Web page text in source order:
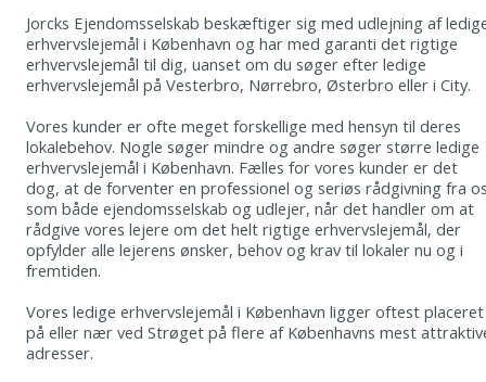
Jorcks Ejendomsselskab beskæftiger sig med udlejning af
erhvervslejemål i København og har med garanti det rigtige
erhvervslejemål til dig, uanset om du søger efter ledige
erhvervslejemål på Vesterbro, Nørrebro, Østerbro eller i City.
Vores kunder er ofte meget forskellige med hensyn til deres
lokalebehov. Nogle søger mindre og andre søger større ledige
erhvervslejemål i København. Fælles for vores kunder er det
dog, at de forventer en professionel og seriøs rådgivning fra
som både ejendomsselskab og udlejer, når det handler om at
rådgive vores lejere om det helt rigtige erhvervslejemål, der
opfylder alle lejerens ønsker, behov og krav til lokaler nu og i
fremtiden.
Vores ledige erhvervslejemål i København ligger oftest placeret
på eller nær ved Strøget på flere af Københavns mest
adresser.